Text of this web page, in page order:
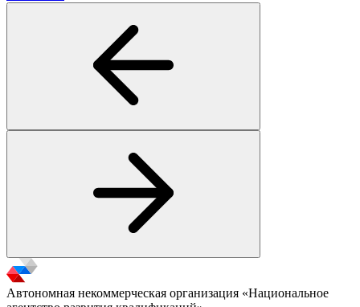
Автономная некоммерческая организация «Национальное